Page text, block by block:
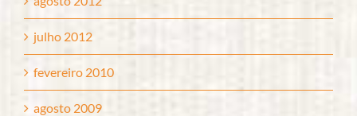
julho 2012
fevereiro 2010
agosto 2009